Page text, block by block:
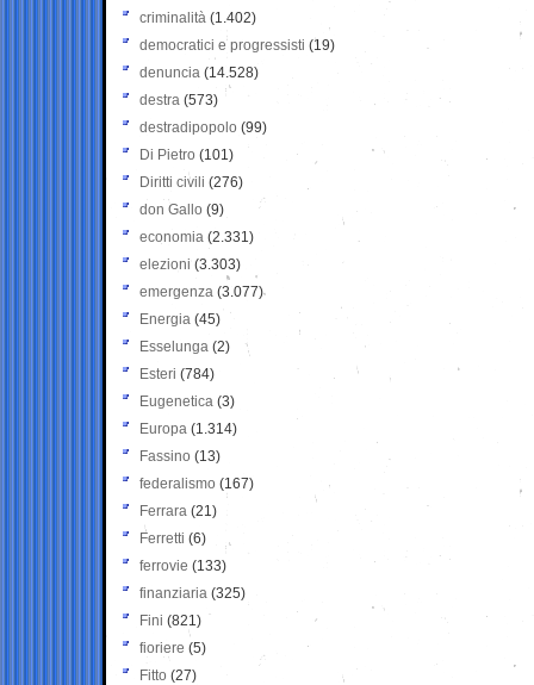
criminalità (1.402)
democratici e progressisti (19)
denuncia (14.528)
destra (573)
destradipopolo (99)
Di Pietro (101)
Diritti civili (276)
don Gallo (9)
economia (2.331)
elezioni (3.303)
emergenza (3.077)
Energia (45)
Esselunga (2)
Esteri (784)
Eugenetica (3)
Europa (1.314)
Fassino (13)
federalismo (167)
Ferrara (21)
Ferretti (6)
ferrovie (133)
finanziaria (325)
Fini (821)
fioriere (5)
Fitto (27)